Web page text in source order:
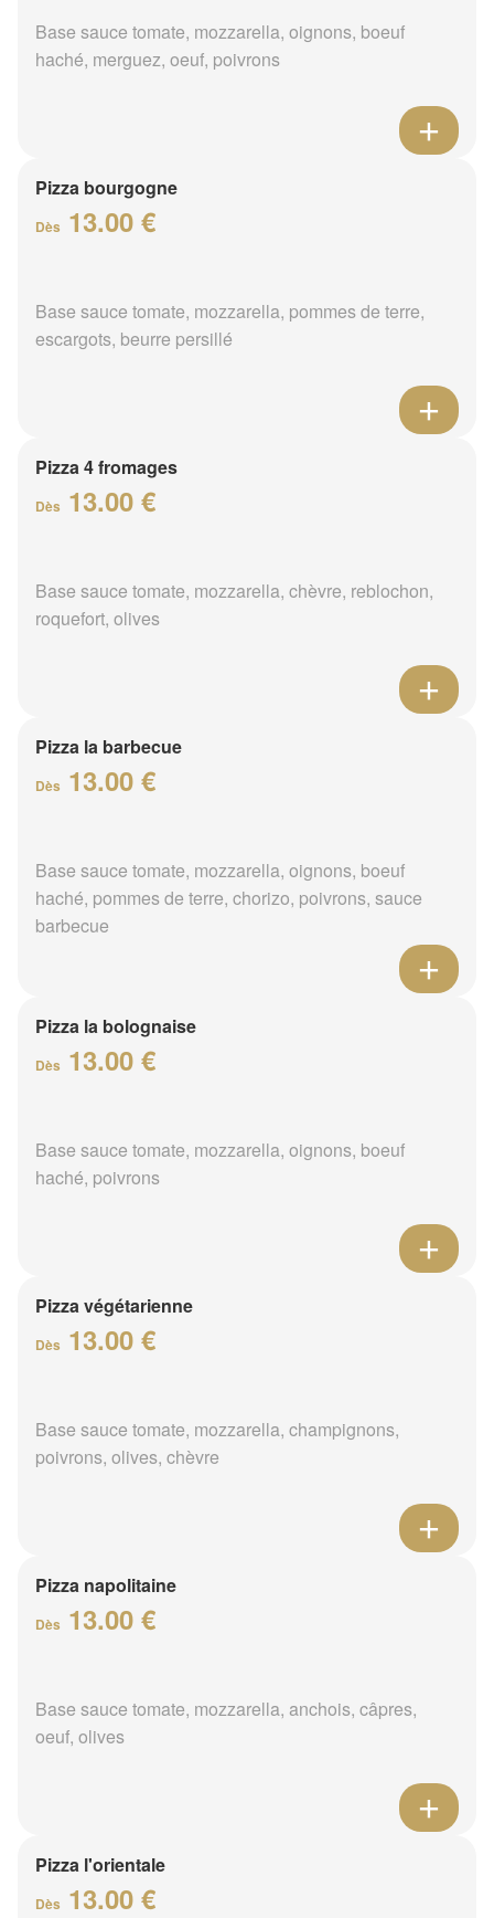
Base sauce tomate, mozzarella, oignons, boeuf
haché, merguez, oeuf, poivrons
Pizza bourgogne
Dès 13.00 €
Base sauce tomate, mozzarella, pommes de terre,
escargots, beurre persillé
Pizza 4 fromages
Dès 13.00 €
Base sauce tomate, mozzarella, chèvre, reblochon,
roquefort, olives
Pizza la barbecue
Dès 13.00 €
Base sauce tomate, mozzarella, oignons, boeuf
haché, pommes de terre, chorizo, poivrons, sauce
barbecue
Pizza la bolognaise
Dès 13.00 €
Base sauce tomate, mozzarella, oignons, boeuf
haché, poivrons
Pizza végétarienne
Dès 13.00 €
Base sauce tomate, mozzarella, champignons,
poivrons, olives, chèvre
Pizza napolitaine
Dès 13.00 €
Base sauce tomate, mozzarella, anchois, câpres,
oeuf, olives
Pizza l'orientale
Dès 13.00 €